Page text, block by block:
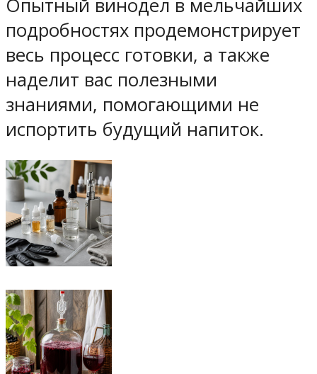
Опытный винодел в мельчайших
подробностях продемонстрирует
весь процесс готовки, а также
наделит вас полезными
знаниями, помогающими не
испортить будущий напиток.